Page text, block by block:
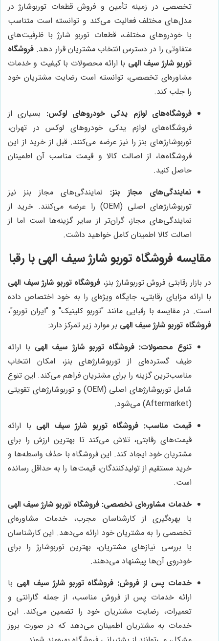
تخصصی در زمینه تأمین و فروش قطعات توربوشارژ در
مدل‌های مختلف فعالیت می‌کند و توانسته است متناسب
با خودروهای مختلف، قطعات توربو شارژ با ظرفیت‌های
متفاوتی را در دسترس انتخاب مشتریان قرار دهد. فروشگاه
توربو شارژ سیف الهی با ارائه محصولات با کیفیت و خدمات
مشاوره‌ای تخصصی، توانسته است رضایت مشتریان خود
را جلب کند.
فروشگاه‌های لوازم یدکی خودروهای لوکس: بسیاری از
فروشگاه‌های لوازم یدکی خودروهای لوکس در تهران،
توربوشارژهای بنز را نیز عرضه می‌کنند. قبل از خرید از این
فروشگاه‌ها، از اصالت کالا و قیمت مناسب آن اطمینان
حاصل کنید.
نمایندگی‌های مجاز بنز: نمایندگی‌های مجاز بنز نیز
توربوشارژهای اصلی (OEM) را عرضه می‌کنند. خرید از
نمایندگی‌های مجاز، گران‌تر از سایر گزینه‌ها است اما از
اصالت کالا اطمینان کامل خواهید داشت.
مقایسه فروشگاه توربو شارژ سیف الهی با رقبا
در بازار رقابتی فروش توربوشارژ بنز، فروشگاه توربو شارژ سیف الهی
با ارائه مزایای رقابتی، جایگاه ویژه‌ای را به خود اختصاص داده
است. در مقایسه با رقبایی مانند "توربو کلینیک" و "ایران توربو"،
فروشگاه توربو شارژ سیف الهی بر موارد زیر تمرکز دارد:
تنوع محصولات: فروشگاه توربو شارژ سیف الهی با ارائه
طیف گسترده‌ای از توربوشارژهای بنز، امکان انتخاب
مناسب‌ترین گزینه را برای مشتریان فراهم می‌کند. این تنوع
شامل توربوشارژهای اصلی (OEM) و توربوشارژهای تقویتی
(Aftermarket) می‌شود.
قیمت مناسب: فروشگاه توربو شارژ سیف الهی با ارائه
قیمت‌های رقابتی، تلاش می‌کند تا بهترین ارزش را برای
مشتریان خود ایجاد کند. این فروشگاه با حذف واسطه‌ها و
خرید مستقیم از تولیدکنندگان، قیمت‌ها را به حداقل رسانده
است.
خدمات مشاوره‌ای تخصصی: فروشگاه توربو شارژ سیف الهی
با بهره‌گیری از کارشناسان مجرب، خدمات مشاوره‌ای
تخصصی را به مشتریان خود ارائه می‌دهد. این کارشناسان
با بررسی نیازهای مشتریان، بهترین توربوشارژ را برای
خودروی آن‌ها پیشنهاد می‌دهند.
خدمات پس از فروش: فروشگاه توربو شارژ سیف الهی با
ارائه خدمات پس از فروش مناسب، از جمله گارانتی و
تعمیرات، رضایت مشتریان خود را تضمین می‌کند. این
خدمات به مشتریان اطمینان می‌دهد که در صورت بروز